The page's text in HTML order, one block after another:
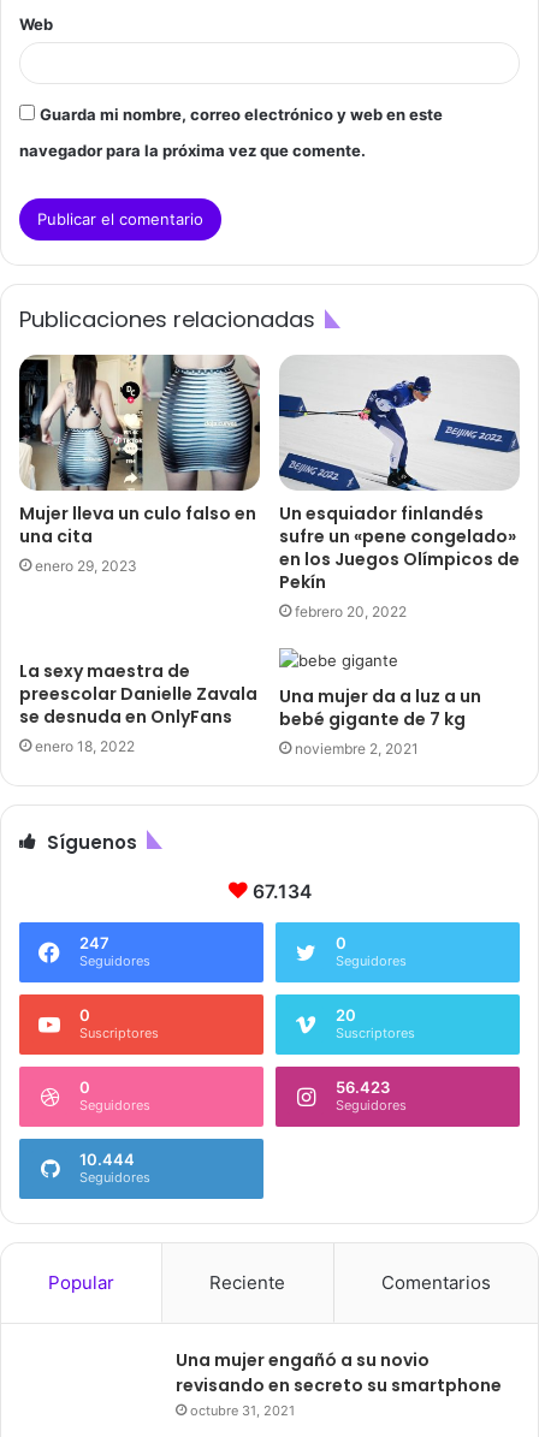
Web
Guarda mi nombre, correo electrónico y web en este
navegador para la próxima vez que comente.
Publicaciones relacionadas
Mujer lleva un culo falso en
una cita
enero 29, 2023
Un esquiador finlandés
sufre un «pene congelado»
en los Juegos Olímpicos de
Pekín
febrero 20, 2022
La sexy maestra de
preescolar Danielle Zavala
se desnuda en OnlyFans
enero 18, 2022
Una mujer da a luz a un
bebé gigante de 7 kg
noviembre 2, 2021
Síguenos
67.134
247
Seguidores
0
Seguidores
0
Suscriptores
20
Suscriptores
0
Seguidores
56.423
Seguidores
10.444
Seguidores
Popular Reciente Comentarios
Una mujer engañó a su novio
revisando en secreto su smartphone
octubre 31, 2021